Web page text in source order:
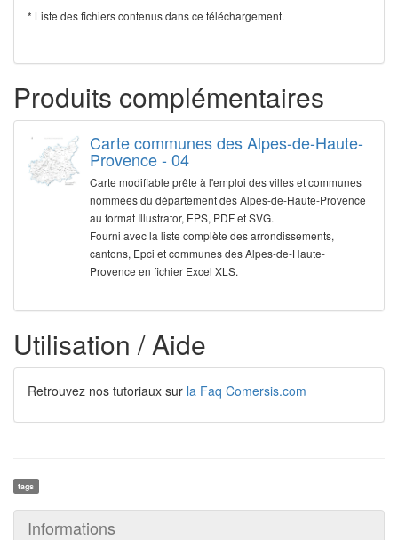
* Liste des fichiers contenus dans ce téléchargement.
Produits complémentaires
Carte communes des Alpes-de-Haute-
Provence - 04
Carte modifiable prête à l'emploi des villes et communes
nommées du département des Alpes-de-Haute-Provence
au format Illustrator, EPS, PDF et SVG.
Fourni avec la liste complète des arrondissements,
cantons, Epci et communes des Alpes-de-Haute-
Provence en fichier Excel XLS.
Utilisation / Aide
Retrouvez nos tutoriaux sur la Faq Comersis.com
tags
Informations